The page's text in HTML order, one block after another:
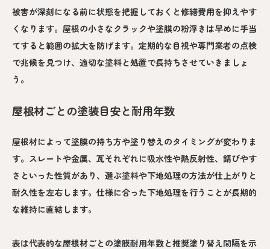
被害が深刻になる前に状態を把握しておくと修繕費用を抑えやす
くなります。屋根の小さなクラックや塗膜の粉浮きは早めに手当
てすると範囲の拡大を防げます。定期的な目視や専門業者の点検
で兆候を見つけ、適切な塗料と処置で長持ちさせていきましょ
う。
屋根材ごとの塗装目安と耐用年数
屋根材によって塗膜の持ち方や塗り替えのタイミングが変わりま
す。スレートや金属、瓦それぞれに吸水性や熱反射性、錆びやす
さといった性質があり、選ぶ塗料や下地処理の方法が仕上がりと
耐久性を左右します。仕様に合った下地処理を行うことが長期的
な維持に直結します。
表は代表的な屋根材ごとの塗膜耐用年数と推奨塗り替え間隔を示